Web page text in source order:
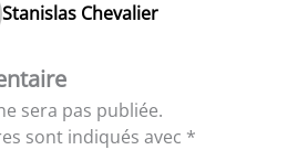
Stanislas Chevalier
sera pas publiée.
sont indiqués avec *